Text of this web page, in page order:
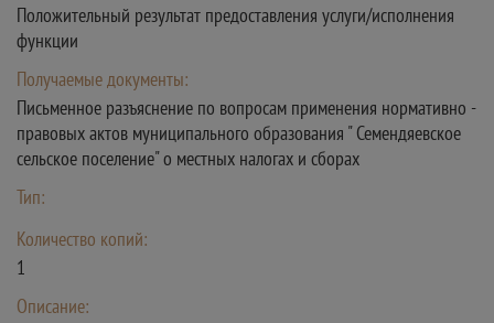
Положительный результат предоставления услуги/исполнения
функции
Получаемые документы:
Письменное разъяснение по вопросам применения нормативно -
правовых актов муниципального образования " Семендяевское
сельское поселение" о местных налогах и сборах
Тип:
Количество копий:
1
Описание: